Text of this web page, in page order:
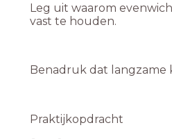
Leg uit waarom
vast te houden.
Benadruk dat langzame
Praktijkopdracht